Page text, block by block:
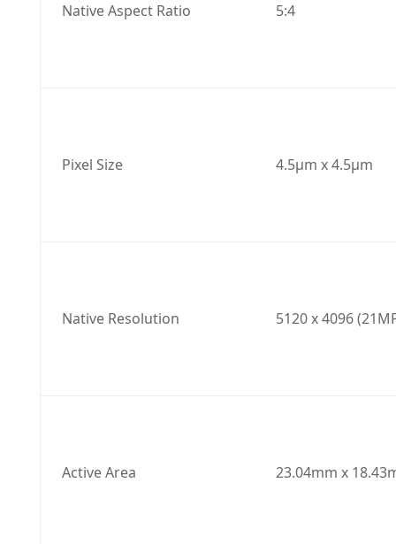
Native Aspect Ratio 5:4
Pixel Size 4.5μm x 4.5μm
Native Resolution 5120 x 4096
Active Area 23.04mm x